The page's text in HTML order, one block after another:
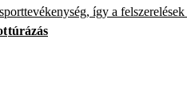
így a felszerelések
túrázás